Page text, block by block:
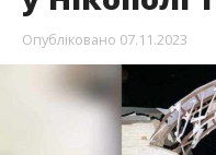
Опубліковано 07.11.2023